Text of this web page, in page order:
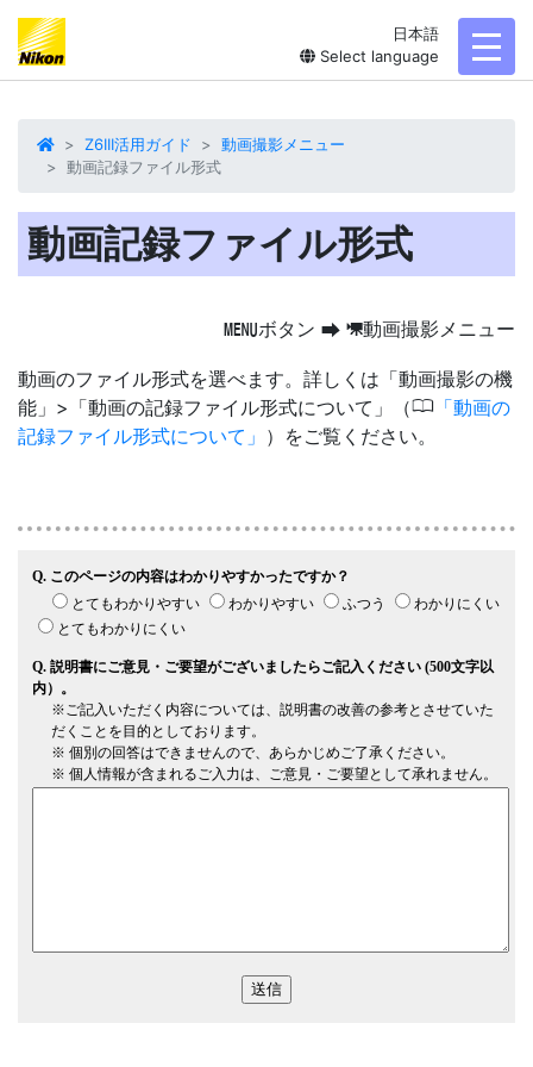
日本語
Select language
Z6III活用ガイド
動画撮影メニュー
動画記録ファイル形式
動画記録ファイル形式
Gボタン U 1動画撮影メニュー
動画のファイル形式を選べます。詳しくは「動画撮影の機
能」>「動画の記録ファイル形式について」（0
動画の
記録ファイル形式について
）をご覧ください。